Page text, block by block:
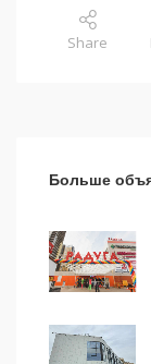
Share
Больше